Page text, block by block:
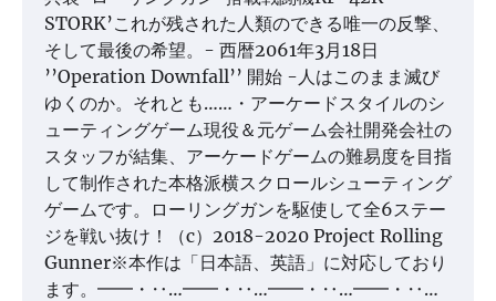
STORK’これが残された人類のできる唯一の反撃、
そして最後の希望。- 西暦2061年3月18日
’’Operation Downfall’’ 開始 -人はこのまま滅び
ゆくのか。それとも……・アーケードスタイルのシ
ューティングゲーム現役＆元ゲーム会社開発会社の
スタッフが結集、アーケードゲームの難易度を目指
して制作された本格派横スクロールシューティング
ゲームです。ローリングガンを駆使して全6ステー
ジを戦い抜け！（c）2018-2020 Project Rolling
Gunner※本作は「日本語、英語」に対応しており
ます。━━・‥…━━・‥…━━・‥…━━・‥…